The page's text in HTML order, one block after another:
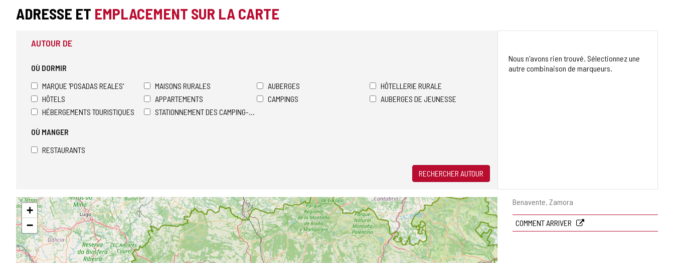
ADRESSE ET EMPLACEMENT SUR LA CARTE
Adresse
Benavente. Zamora
COMMENT ARRIVER
AUTOUR DE
OÙ DORMIR
MARQUE 'POSADAS REALES'
MAISONS RURALES AUBERGES
HÔTELLERIE RURALE
HÔTELS
APPARTEMENTS CAMPINGS
AUBERGES DE JEUNESSE
HÉBERGEMENTS TOURISTIQUES
STATIONNEMENT DES CAMPING-CARS
OÙ MANGER
RESTAURANTS
RECHERCHER AUTOUR
Nous n'avons rien trouvé. Sélectionnez une
autre combinaison de marqueurs.
Sauter
la
carte
+
−